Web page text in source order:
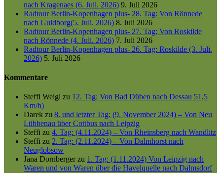
nach Kragenaes (6. Juli. 2026) 9. Juli 2026
Radtour Berlin-Kopenhagen plus- 28. Tag: Von Rönnede
nach Guldborg(5. Juli. 2026) 8. Juli 2026
Radtour Berlin-Kopenhagen plus- 27. Tag: Von Roskilde
nach Rönnede (4. Juli. 2026) 7. Juli 2026
Radtour Berlin-Kopenhagen plus- 26. Tag: Roskilde (3. Juli.
2026) 5. Juli 2026
Kommentare
Steffi Weigl zu 12. Tag: Von Bad Düben nach Dessau 51,5
Km/h)
Darek zu 8. und letzter Tag: (9. November 2024) – Von Neu
Lübbenau über Cottbus nach Leipzig
Steffi zu 4. Tag: (4.11.2024) – Von Rheinsberg nach Wandlitz
Steffi zu 2. Tag: (2.11.2024) – Von Dalmhorst nach
Neuglobsow
Jana Dornbergerzu 1. Tag: (1.11.2024) Von Leipzig nach
Waren und von Waren über die Havelquelle nach Dalmsdorf